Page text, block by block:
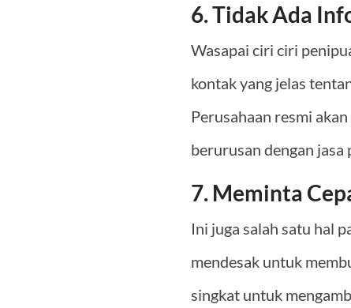
6. Tidak Ada
Wasapai ciri ciri
kontak yang jelas
Perusahaan resmi
berurusan dengan
7. Meminta
Ini juga salah satu hal
mendesak untuk
singkat untuk